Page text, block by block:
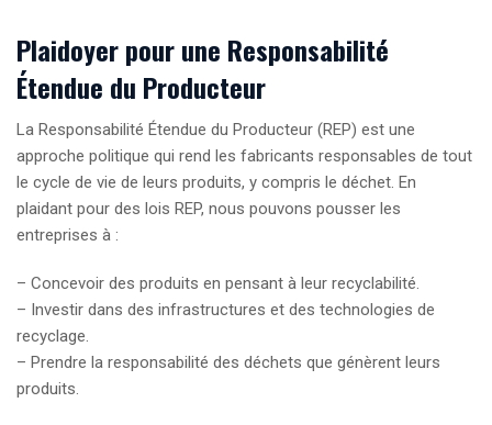
Plaidoyer pour une Responsabilité
Étendue du Producteur
La Responsabilité Étendue du Producteur (REP) est une
approche politique qui rend les fabricants responsables de tout
le cycle de vie de leurs produits, y compris le déchet. En
plaidant pour des lois REP, nous pouvons pousser les
entreprises à :
– Concevoir des produits en pensant à leur recyclabilité.
– Investir dans des infrastructures et des technologies de
recyclage.
– Prendre la responsabilité des déchets que génèrent leurs
produits.